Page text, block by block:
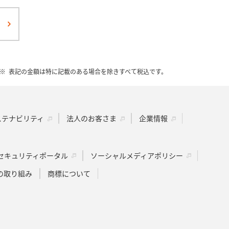
表記の金額は特に記載のある場合を除きすべて税込です。
ナビリティ 法人のお客さま 企業情報
キュリティポータル
ソーシャルメディアポリシー
取り組み
商標について